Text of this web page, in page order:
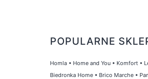
POPULARNE
Homla • Home and You • Komfort •
Biedronka Home • Brico Marche •